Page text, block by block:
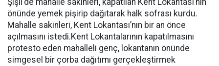
Şişli'de mahalle sakinleri, kapatılan Kent Lokantası’nın
önünde yemek pişirip dağıtarak halk sofrası kurdu.
Mahalle sakinleri, Kent Lokantası’nın bir an önce
açılmasını istedi.Kent Lokantalarının kapatılmasını
protesto eden mahalleli genç, lokantanın önünde
simgesel bir çorba dağıtımı gerçekleştirmek